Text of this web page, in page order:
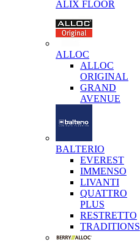
ALIX FLOOR
ALLOC
ALLOC
ORIGINAL
GRAND
AVENUE
BALTERIO
EVEREST
IMMENSO
LIVANTI
QUATTRO
PLUS
RESTRETTO
TRADITIONS